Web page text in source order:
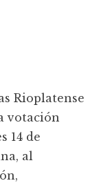
Rioplatense
votación
14 de
al